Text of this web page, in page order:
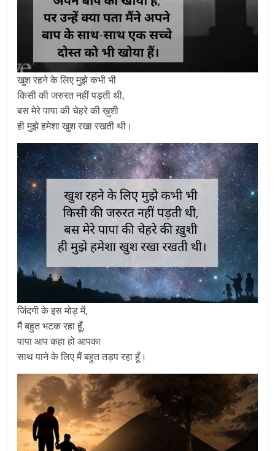
खुश रहने के लिए मुझे कभी भी
किसी की जरुरत नहीं पड़ती थी,
बस मेरे पापा की चेहरे की ख़ुशी
ही मुझे हमेशा खुश रखा रखती थी।
जिंदगी के इस मोड़ में,
मैं बहुत भटक रहा हूँ,
पापा आप कहा हो आपका
साथ पाने के लिए मैं बहुत तड़प रहा हूँ।